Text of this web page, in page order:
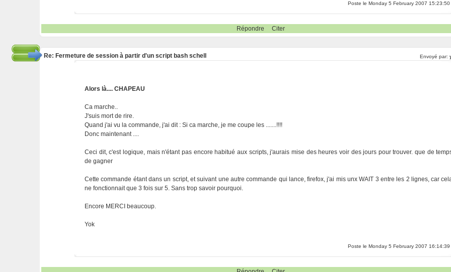
Poste le Monday 5 February 2007 15:23:50
Répondre Citer
Re: Fermeture de session à partir d'un script bash schell Envoyé par:
Alors là.... CHAPEAU
Ca marche..
J'suis mort de rire.
Quand j'ai vu la commande, j'ai dit : Si ca marche, je me coupe les .......!!!!
Donc maintenant ....
Ceci dit, c'est logique, mais n'étant pas encore habitué aux scripts, j'aurais mise des heures voir des jours pour trouver. que de
de gagner
Cette commande étant dans un script, et suivant une autre commande qui lance, firefox, j'ai mis unx WAIT 3 entre les 2 lignes, car
ne fonctionnait que 3 fois sur 5. Sans trop savoir pourquoi.
Encore MERCI beaucoup.
Yok
Poste le Monday 5 February 2007 16:14:39